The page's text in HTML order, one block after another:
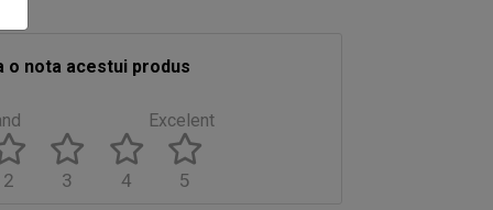
o nota acestui produs
Excelent
5
4
3
2